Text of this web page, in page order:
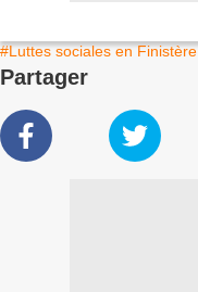
#Luttes sociales en Finistère
Partager